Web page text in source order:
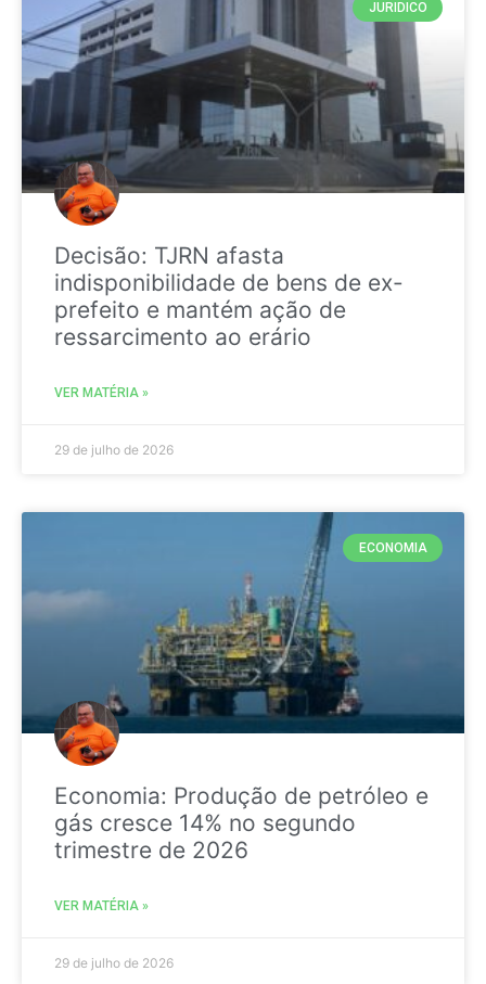
JURIDICO
Decisão: TJRN afasta
indisponibilidade de bens de ex-
prefeito e mantém ação de
ressarcimento ao erário
VER MATÉRIA »
29 de julho de 2026
ECONOMIA
Economia: Produção de petróleo e
gás cresce 14% no segundo
trimestre de 2026
VER MATÉRIA »
29 de julho de 2026